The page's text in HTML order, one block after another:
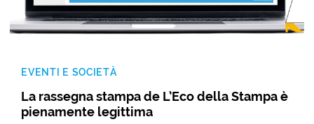
EVENTI E SOCIETÀ
La rassegna stampa de L’Eco della Stampa è
pienamente legittima